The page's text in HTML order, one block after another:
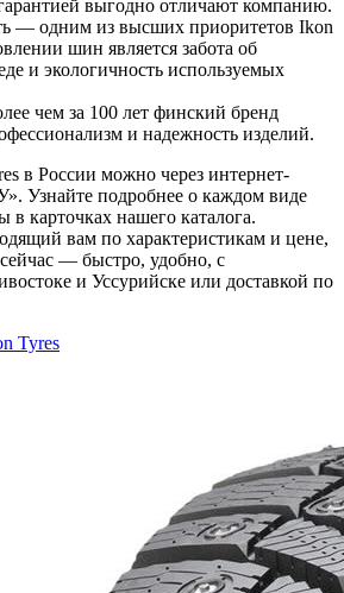
выгодно отличают компанию.
— одним из высших приоритетов Ikon
шин является забота об
и экологичность используемых
чем за 100 лет финский бренд
и надежность изделий.
в России можно через интернет-
Узнайте подробнее о каждом виде
в карточках нашего каталога.
вам по характеристикам и цене,
— быстро, удобно, с
и Уссурийске или доставкой по
Tyres